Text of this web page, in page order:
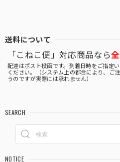
送料について
「こねこ便」対応商品なら
配達はポスト投函です。到着日時をご指定
ください。（システム上の都合により、ご
うのですが実際には承れません）
SEARCH
NOTICE